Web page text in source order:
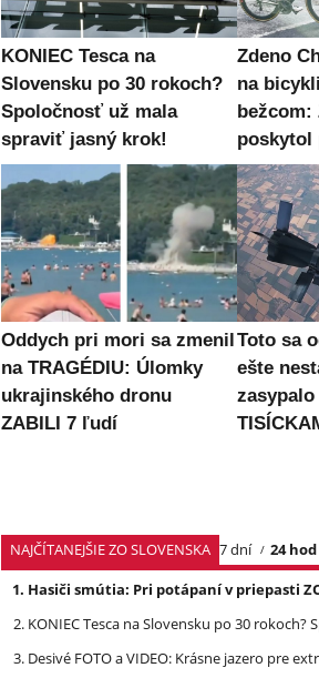
KONIEC Tesca na
Slovensku po 30 rokoch?
Spoločnosť už mala
spraviť jasný krok!
Zdeno
na
bežcom:
poskytol
Oddych pri mori sa zmenil
na TRAGÉDIU: Úlomky
ukrajinského dronu
ZABILI 7 ľudí
Toto sa
ešte
NAJČÍTANEJŠIE ZO SLOVENSKA 7 dní
24 hod
Hasiči smútia: Pri potápaní v priepasti
KONIEC Tesca na Slovensku po 30
Desivé FOTO a VIDEO: Krásne jazero pre